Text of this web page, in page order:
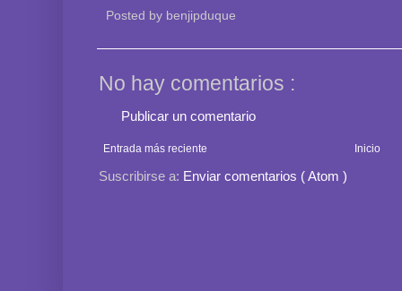
Posted by benjipduque
No hay comentarios :
Publicar un comentario
Entrada más reciente Inicio
Suscribirse a: Enviar comentarios ( Atom )